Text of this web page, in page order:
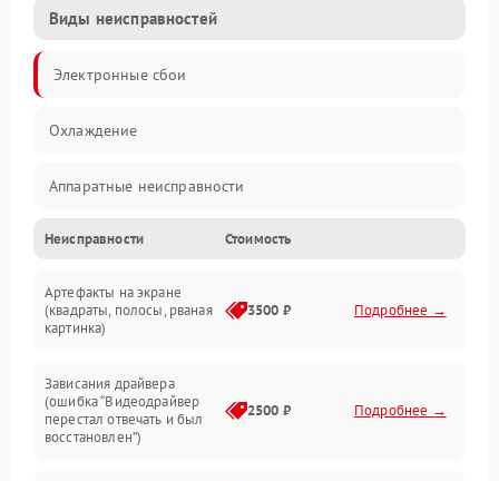
Виды неисправностей
Электронные сбои
Охлаждение
Аппаратные неисправности
Перегрев и термопроблемы
Видео
Интерфейсные и коммуникационные проблемы
Неисправности Стоимость
Артефакты на экране
(квадраты, полосы, рваная
картинка)
3500 ₽ Подробнее →
Зависания драйвера
(ошибка “Видеодрайвер
перестал отвечать и был
восстановлен”)
2500 ₽ Подробнее →